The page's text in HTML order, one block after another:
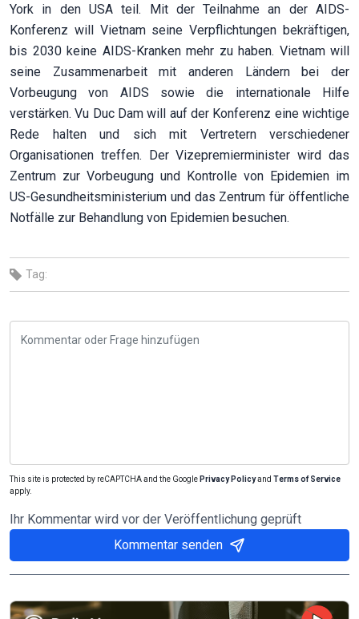
York in den USA teil. Mit der Teilnahme an der AIDS-
Konferenz will Vietnam seine Verpflichtungen bekräftigen,
bis 2030 keine AIDS-Kranken mehr zu haben. Vietnam will
seine Zusammenarbeit mit anderen Ländern bei der
Vorbeugung von AIDS sowie die internationale Hilfe
verstärken. Vu Duc Dam will auf der Konferenz eine wichtige
Rede halten und sich mit Vertretern verschiedener
Organisationen treffen. Der Vizepremierminister wird das
Zentrum zur Vorbeugung und Kontrolle von Epidemien im
US-Gesundheitsministerium und das Zentrum für öffentliche
Notfälle zur Behandlung von Epidemien besuchen.
Tag:
This site is protected by reCAPTCHA and the Google Privacy Policyand Terms of Service
apply.
Ihr Kommentar wird vor der Veröffentlichung geprüft
Kommentar senden